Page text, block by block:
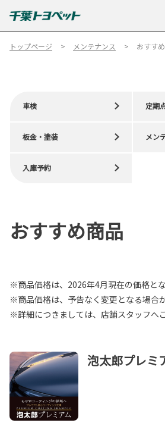
トップページ メンテナンス おすす
車検 定期
板金・塗装 メン
入庫予約
おすすめ商品
※商品価格は、2026年4月現在の価格とな
※商品価格は、予告なく変更となる場合
※詳細につきましては、店舗スタッフへ
泡太郎プレミ